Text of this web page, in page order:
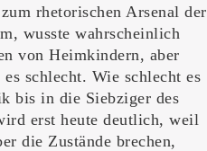
rhetorischen Arsenal der
wusste wahrscheinlich
von Heimkindern, aber
schlecht. Wie schlecht es
bis in die Siebziger des
erst heute deutlich, weil
die Zustände brechen,